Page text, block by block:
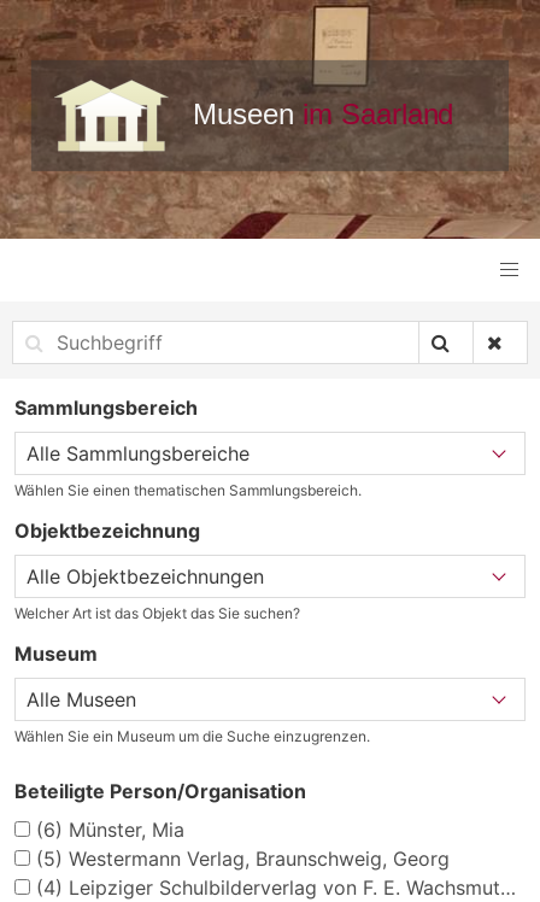
Sammlungsbereich
Wählen Sie einen thematischen Sammlungsbereich.
Objektbezeichnung
Welcher Art ist das Objekt das Sie suchen?
Museum
Wählen Sie ein Museum um die Suche einzugrenzen.
Beteiligte Person/Organisation
(6) Münster, Mia
(5) Westermann Verlag, Braunschweig, Georg
(4) Leipziger Schulbilderverlag von F. E. Wachsmuth, Leipzig